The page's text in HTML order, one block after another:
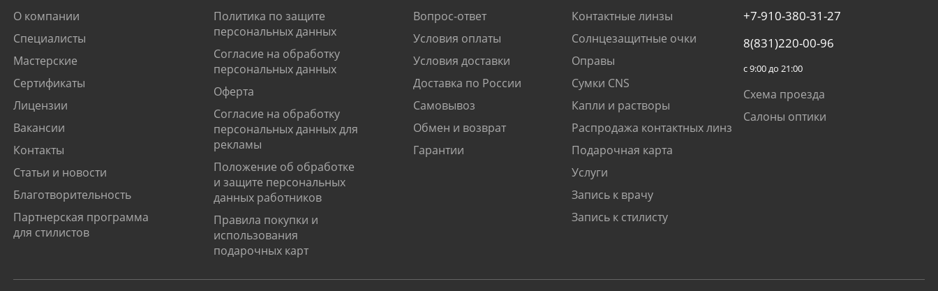
О компании
Специалисты
Мастерские
Сертификаты
Лицензии
Вакансии
Контакты
Статьи и новости
Благотворительность
Партнерская программа
для стилистов
Политика по защите
персональных данных
Согласие на обработку
персональных данных
Оферта
Согласие на обработку
персональных данных для
рекламы
Положение об обработке
и защите персональных
данных работников
Правила покупки и
использования
подарочных карт
Вопрос-ответ
Условия оплаты
Условия доставки
Доставка по России
Самовывоз
Обмен и возврат
Гарантии
Контактные линзы
Солнцезащитные очки
Оправы
Сумки CNS
Капли и растворы
Распродажа контактных линз
Подарочная карта
Услуги
Запись к врачу
Запись к стилисту
+7-910-380-31-27
8(831)220-00-96
с 9:00 до 21:00
Схема проезда
Салоны оптики